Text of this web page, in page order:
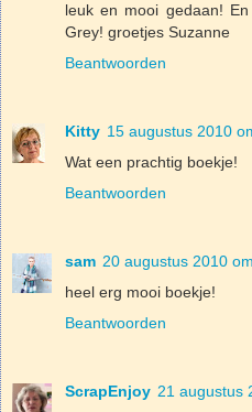
leuk en mooi gedaan!
Grey! groetjes Suzanne
Beantwoorden
Kitty 15 augustus 2010
Wat een prachtig boekje!
Beantwoorden
sam 20 augustus 2010
heel erg mooi boekje!
Beantwoorden
ScrapEnjoy 21 augustus